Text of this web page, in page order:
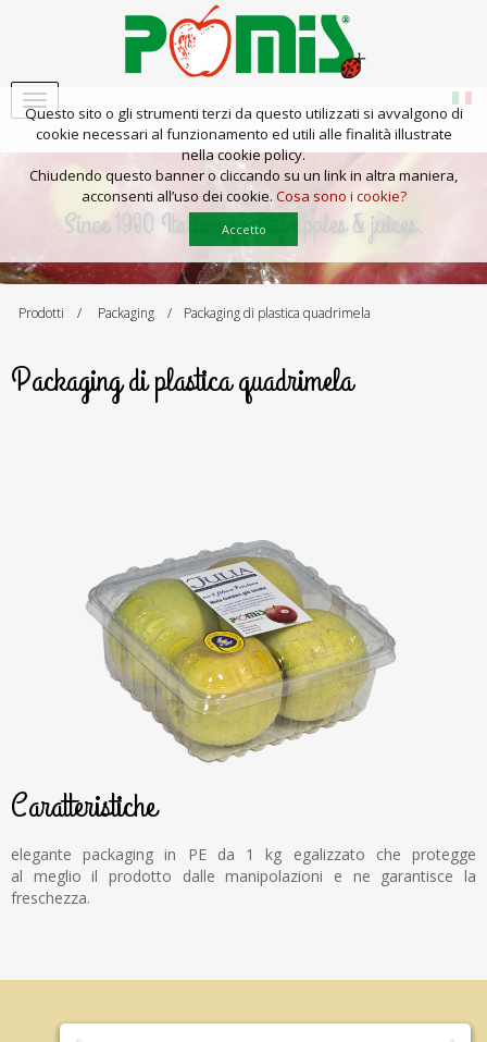
Since 1980 Italian quality apples & juices.
Prodotti Packaging Packaging di plastica quadrimela
Packaging di plastica quadrimela
Caratteristiche
elegante packaging in PE da 1 kg egalizzato che protegge
al meglio il prodotto dalle manipolazioni e ne garantisce la
freschezza.
Questo sito o gli strumenti terzi da questo utilizzati si avvalgono di
cookie necessari al funzionamento ed utili alle finalità illustrate
nella cookie policy.
Chiudendo questo banner o cliccando su un link in altra maniera,
acconsenti all’uso dei cookie. Cosa sono i cookie?
Accetto